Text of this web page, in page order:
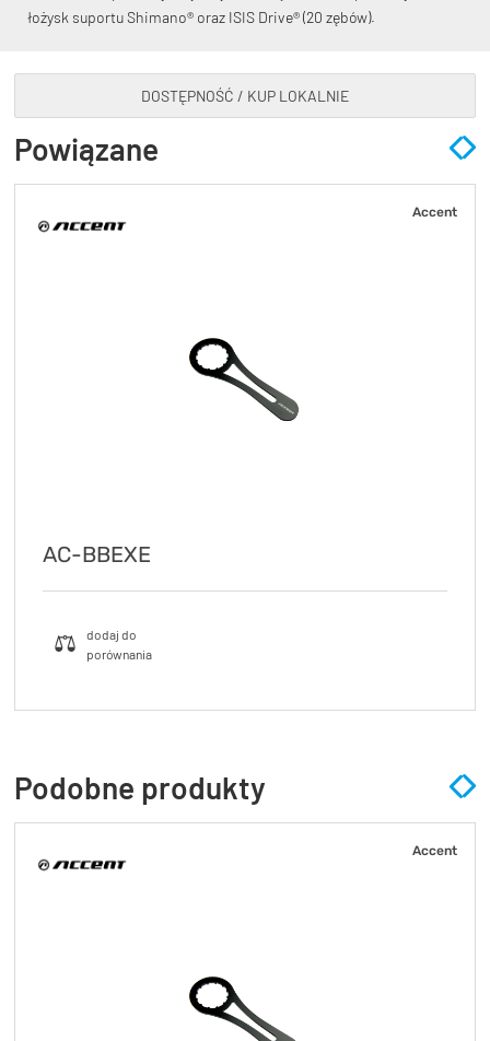
KryptoFlex Key Cable
34,90 zł*
łożysk suportu Shimano® oraz ISIS Drive® (20 zębów).
DOSTĘPNOŚĆ / KUP LOKALNIE
Powiązane
Accent
AC-BBEXE
Podobne produkty
Accent